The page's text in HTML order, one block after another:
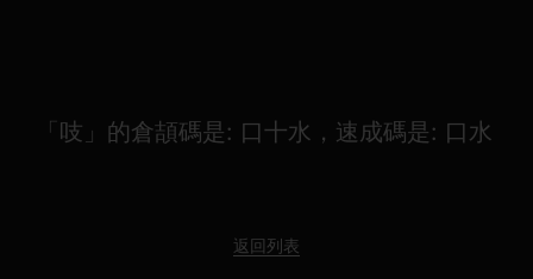
「吱」的倉頡碼是: 口十水，速成碼是: 口水
返回列表